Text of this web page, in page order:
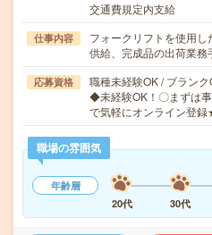
交通費規定内支給
仕事内容
フォークリフトを使用
供給、完成品の出荷業
応募資格
職種未経験OK / ブラン
◆未経験OK！〇まずは
で気軽にオンライン登
職場の雰囲気
年齢層
20代
30代